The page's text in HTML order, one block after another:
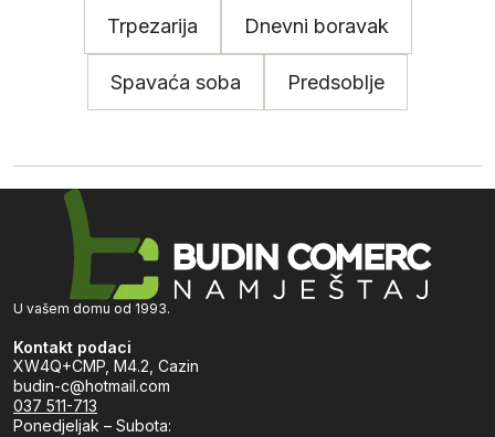
Trpezarija Dnevni boravak
Spavaća soba Predsoblje
U vašem domu od 1993.
Kontakt podaci
XW4Q+CMP, M4.2, Cazin
budin-c@hotmail.com
037 511-713
Ponedjeljak – Subota: